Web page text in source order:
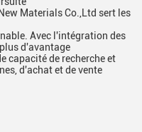
Materials Co.,Ltd sert les
Avec l'intégration des
d'avantage
capacité de recherche et
d'achat et de vente